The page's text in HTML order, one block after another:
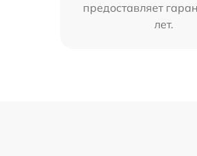
предоставляет
лет.